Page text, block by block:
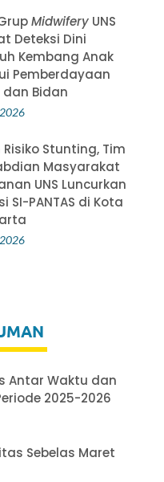
MidwiferyUNS
Deteksi Dini
Kembang Anak
Pemberdayaan
dan Bidan
Risiko Stunting, Tim
Masyarakat
UNS Luncurkan
SI-PANTAS di Kota
Antar Waktu dan
2025-2026
Sebelas Maret